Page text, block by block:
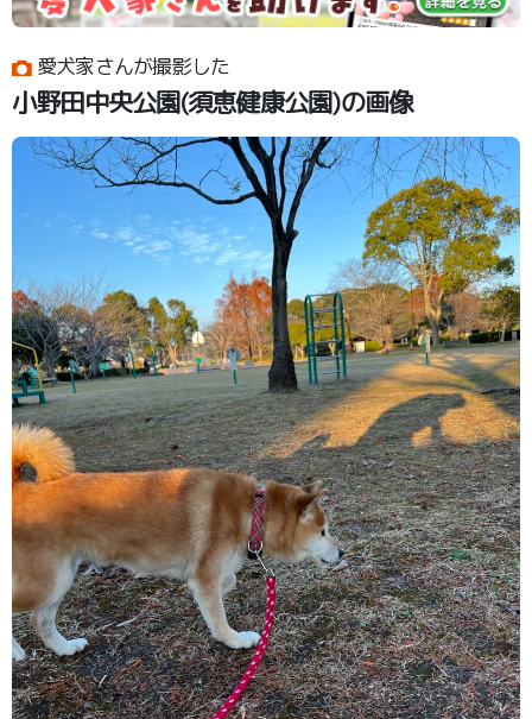
愛犬家さんが撮影した
小野田中央公園(須恵健康公園)の画像